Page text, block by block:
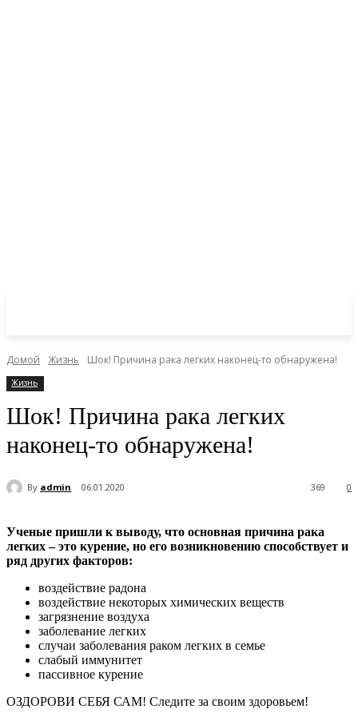
Домой Жизнь Шок! Причина рака легких наконец-то обнаружена!
Жизнь
Шок! Причина рака легких
наконец-то обнаружена!
By admin 06.01.2020 0
369
Ученые пришли к выводу, что основная причина рака
легких – это курение, но его возникновению способствует и
ряд других факторов:
воздействие радона
воздействие некоторых химических веществ
загрязнение воздуха
заболевание легких
случаи заболевания раком легких в семье
слабый иммунитет
пассивное курение
ОЗДОРОВИ СЕБЯ САМ! Следите за своим здоровьем!